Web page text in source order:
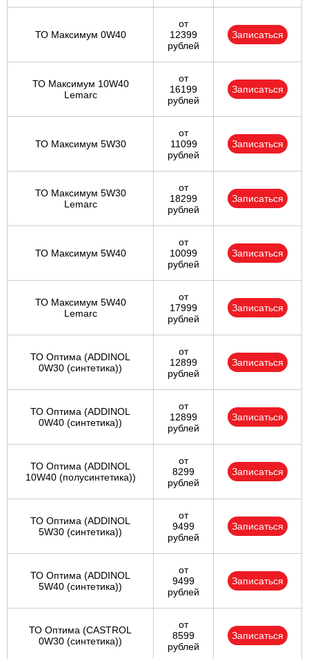
ТО Максимум 0W40
от
12399
рублей
Записаться
ТО Максимум 10W40
Lemarc
от
16199
рублей
Записаться
ТО Максимум 5W30
от
11099
рублей
Записаться
ТО Максимум 5W30
Lemarc
от
18299
рублей
Записаться
ТО Максимум 5W40
от
10099
рублей
Записаться
ТО Максимум 5W40
Lemarc
от
17999
рублей
Записаться
ТО Оптима (ADDINOL
0W30 (синтетика))
от
12899
рублей
Записаться
ТО Оптима (ADDINOL
0W40 (синтетика))
от
12899
рублей
Записаться
ТО Оптима (ADDINOL
10W40 (полусинтетика))
от
8299
рублей
Записаться
ТО Оптима (ADDINOL
5W30 (синтетика))
от
9499
рублей
Записаться
ТО Оптима (ADDINOL
5W40 (синтетика))
от
9499
рублей
Записаться
ТО Оптима (CASTROL
0W30 (синтетика))
от
8599
рублей
Записаться